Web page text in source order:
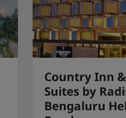
Country Inn &
Suites by
Bengaluru